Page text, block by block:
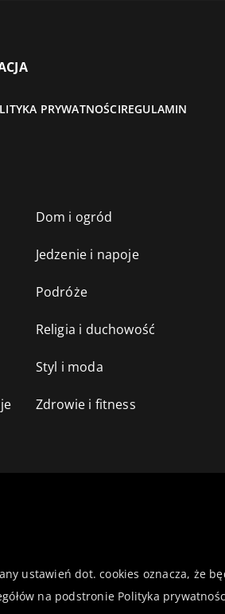
PRYWATNOŚCIREGULAMIN
Dom i ogród
Jedzenie i napoje
Podróże
Religia i duchowość
Styl i moda
Zdrowie i fitness
ustawień dot. cookies oznacza, że
na podstronie Polityka